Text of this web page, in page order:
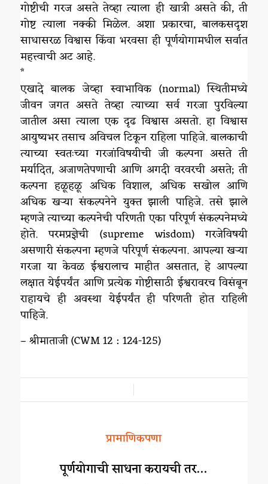
गोष्टीची गरज असते तेव्हा त्याला ही खात्री असते की, ती
गोष्ट त्याला नक्की मिळेल. अशा प्रकारचा, बालकसदृश
साधासरळ विश्वास किंवा भरवसा ही पूर्णयोगामधील सर्वात
महत्त्वाची अट आहे.
*
एखादे बालक जेव्हा स्वाभाविक (normal) स्थितीमध्ये
जीवन जगत असते तेव्हा त्याच्या सर्व गरजा पुरविल्या
जातील असा त्याला एक दृढ विश्वास असतो. हा विश्वास
आयुष्यभर तसाच अविचल टिकून राहिला पाहिजे. बालकाची
त्याच्या स्वतःच्या गरजांविषयीची जी कल्पना असते ती
मर्यादित, अजाणतेपणाची आणि अगदी वरवरची असते; ती
कल्पना हळूहळू अधिक विशाल, अधिक सखोल आणि
अधिक खऱ्या संकल्पनेने युक्त झाली पाहिजे. तसे झाले
म्हणजे त्याच्या कल्पनेची परिणती एका परिपूर्ण संकल्पनेमध्ये
होते. परमप्रज्ञेची (supreme wisdom) गरजेविषयी
असणारी संकल्पना म्हणजे परिपूर्ण संकल्पना. आपल्या खऱ्या
गरजा या केवळ ईश्वरालाच माहीत असतात, हे आपल्या
लक्षात येईपर्यंत आणि प्रत्येक गोष्टीसाठी ईश्वरावरच विसंबून
राहायचे ही अवस्था येईपर्यंत ही परिणती होत राहिली
पाहिजे.
– श्रीमाताजी (CWM 12 : 124-125)
प्रामाणिकपणा
पूर्णयोगाची साधना करायची तर…